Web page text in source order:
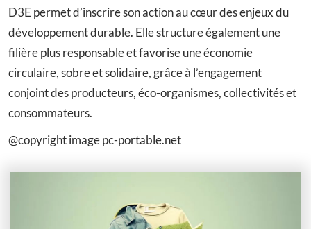
D3E permet d’inscrire son action au cœur des enjeux du
développement durable. Elle structure également une
filière plus responsable et favorise une économie
circulaire, sobre et solidaire, grâce à l’engagement
conjoint des producteurs, éco-organismes, collectivités et
consommateurs.
@copyright image pc-portable.net